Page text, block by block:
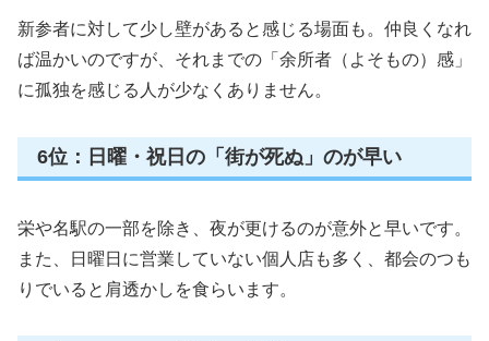
新参者に対して少し壁があると感じる場面も。仲良くなれ
ば温かいのですが、それまでの「余所者（よそもの）感」
に孤独を感じる人が少なくありません。
6位：日曜・祝日の「街が死ぬ」のが早い
栄や名駅の一部を除き、夜が更けるのが意外と早いです。
また、日曜日に営業していない個人店も多く、都会のつも
りでいると肩透かしを食らいます。